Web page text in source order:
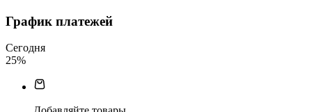
График платежей
Сегодня
25%